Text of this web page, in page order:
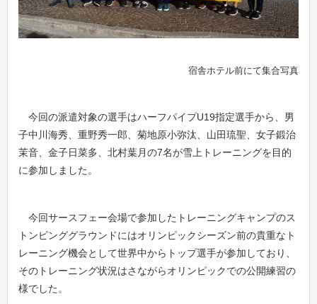
宿舎ホテル前にて集合写真
今回の派遣対象の選手はハーフパイプU19指定選手から、男
子中川海秀、重野秀一郎、菊地原小弥汰、山田琉聖、女子鍛治
茉音、金子日菜多、北村葉月の7名が雪上トレーニングを目的
に参加しました。
今回サースフェー会場で参加したトレーニングキャンプのス
トンピンググラウンドにはオリンピックシーズン前の貴重なト
レーニング機会として世界中からトップ選手が参加しており、
そのトレーニング状況はさながらオリンピックでの公開練習の
様でした。